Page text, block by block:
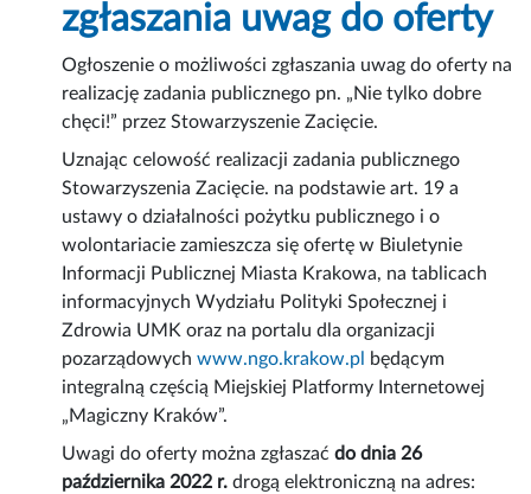
zgłaszania uwag do oferty
Ogłoszenie o możliwości zgłaszania uwag do oferty na
realizację zadania publicznego pn. „Nie tylko dobre
chęci!” przez Stowarzyszenie Zacięcie.
Uznając celowość realizacji zadania publicznego
Stowarzyszenia Zacięcie. na podstawie art. 19 a
ustawy o działalności pożytku publicznego i o
wolontariacie zamieszcza się ofertę w Biuletynie
Informacji Publicznej Miasta Krakowa, na tablicach
informacyjnych Wydziału Polityki Społecznej i
Zdrowia UMK oraz na portalu dla organizacji
pozarządowychwww.ngo.krakow.pl
będącym
integralną częścią Miejskiej Platformy Internetowej
„Magiczny Kraków”.
Uwagi do oferty można zgłaszaćdo dnia 26
października 2022 r. drogą elektroniczną na adres: